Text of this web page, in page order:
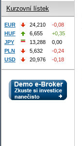
Kurzovní lístek
EUR 24,210
-0,08
HUF
6,655
+0,35
JPY
13,288
0,00
PLN
5,632
-0,24
USD
20,976 -0,18